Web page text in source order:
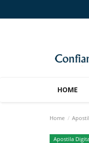
HOME
Home
Apostila